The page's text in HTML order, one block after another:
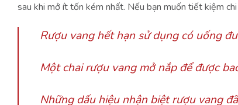
sau khi mở ít tốn kém nhất. Nếu bạn muốn tiết kiệm
Rượu vang hết hạn sử dụng có uống
Một chai rượu vang mở nắp để được
Những dấu hiệu nhận biệt rượu vang